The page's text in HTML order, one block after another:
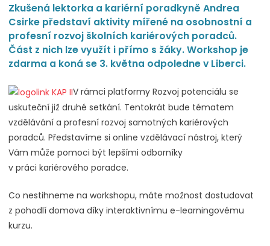
Zkušená lektorka a kariérní poradkyně Andrea
Csirke představí aktivity mířené na osobnostní a
profesní rozvoj školních kariérových poradců.
Část z nich lze využít i přímo s žáky. Workshop je
zdarma a koná se 3. května odpoledne v Liberci.
V rámci platformy Rozvoj potenciálu se
uskuteční již druhé setkání. Tentokrát bude tématem
vzdělávání a profesní rozvoj samotných kariérových
poradců. Představíme si online vzdělávací nástroj, který
Vám může pomoci být lepšími odborníky
v práci kariérového poradce.
Co nestihneme na workshopu, máte možnost dostudovat
z pohodlí domova díky interaktivnímu e-learningovému
kurzu.